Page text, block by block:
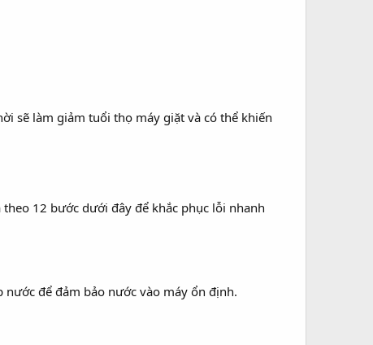
sẽ làm giảm tuổi thọ máy giặt và có thể khiến
12 bước dưới đây để khắc phục lỗi nhanh
để đảm bảo nước vào máy ổn định.